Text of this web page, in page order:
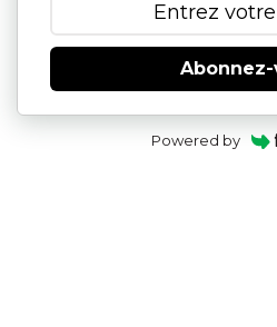
Powered by